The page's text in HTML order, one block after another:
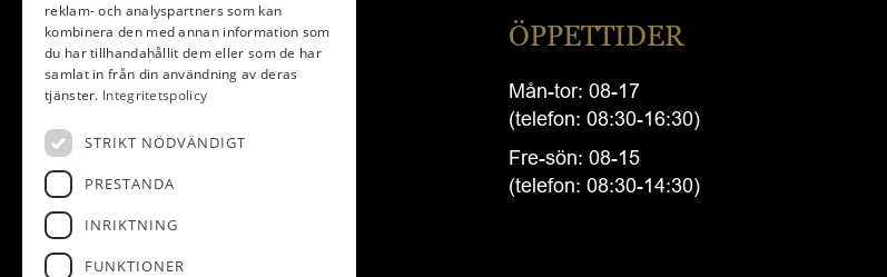
INFORMATION
Medlem
Gäst
Banan
Tävling
Träning
ÖPPETTIDER
Mån-tor: 08-17
(telefon: 08:30-16:30)
Fre-sön: 08-15
(telefon: 08:30-14:30)
reklam- och analyspartners som kan
kombinera den med annan information som
du har tillhandahållit dem eller som de har
samlat in från din användning av deras
tjänster. Integritetspolicy
STRIKT NÖDVÄNDIGT
PRESTANDA
INRIKTNING
FUNKTIONER